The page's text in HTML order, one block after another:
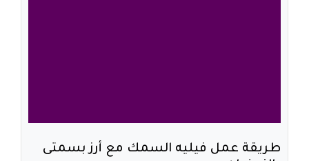
طريقة عمل فيليه السمك مع أرز بسمتى